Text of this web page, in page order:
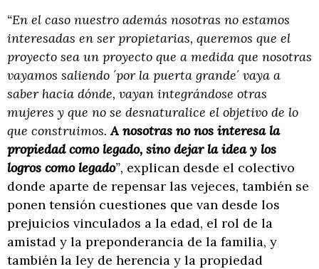
“En el caso nuestro además nosotras no estamos
interesadas en ser propietarias, queremos que el
proyecto sea un proyecto que a medida que nosotras
vayamos saliendo ´por la puerta grande´ vaya a
saber hacia dónde, vayan integrándose otras
mujeres y que no se desnaturalice el objetivo de lo
que construimos.A nosotras no nos interesa la
propiedad como legado, sino dejar la idea y los
logros como legado”, explican desde el colectivo
donde aparte de repensar las vejeces, también se
ponen tensión cuestiones que van desde los
prejuicios vinculados a la edad, el rol de la
amistad y la preponderancia de la familia, y
también la ley de herencia y la propiedad